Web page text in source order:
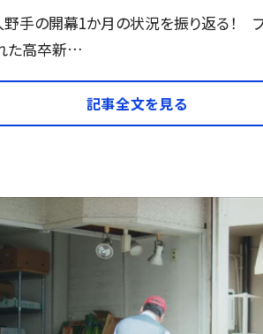
手の開幕1か月の状況を振り返る！
た高卒新…
記事全文を見る